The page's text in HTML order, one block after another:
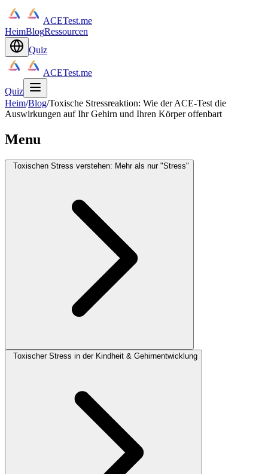
ACETest.me
HeimBlogRessourcen
Quiz
ACETest.me
Quiz
Heim/Blog/Toxische Stressreaktion: Wie der ACE-Test die
Auswirkungen auf Ihr Gehirn und Ihren Körper offenbart
Menu
Toxischen Stress verstehen: Mehr als nur "Stress"
Toxischer Stress in der Kindheit & Gehirnentwicklung